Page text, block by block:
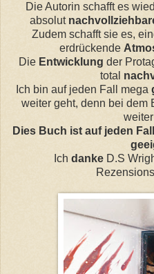
Die Autorin schafft es
absolut
Zudem schafft sie es,
erdrückende
Die Entwicklung der
total
Ich bin auf jeden Fall mega
weiter geht, denn bei dem
Dies Buch ist auf jeden
Ich danke D.S